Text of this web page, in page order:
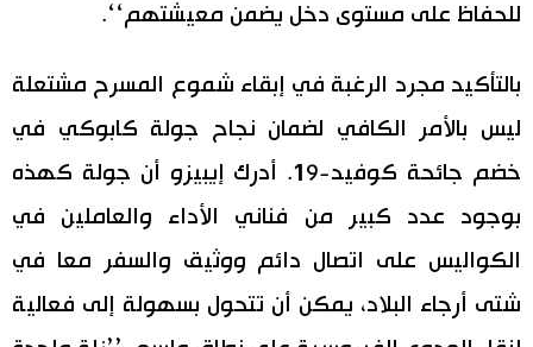
للحفاظ على مستوى دخل يضمن معيشتهم‘‘.
بالتأكيد مجرد الرغبة في إبقاء شموع المسرح مشتعلة
ليس بالأمر الكافي لضمان نجاح جولة كابوكي في
خضم جائحة كوفيد-19. أدرك إيبيزو أن جولة كهذه
بوجود عدد كبير من فناني الأداء والعاملين في
الكواليس على اتصال دائم ووثيق والسفر معا في
شتى أرجاء البلاد، يمكن أن تتحول بسهولة إلى فعالية